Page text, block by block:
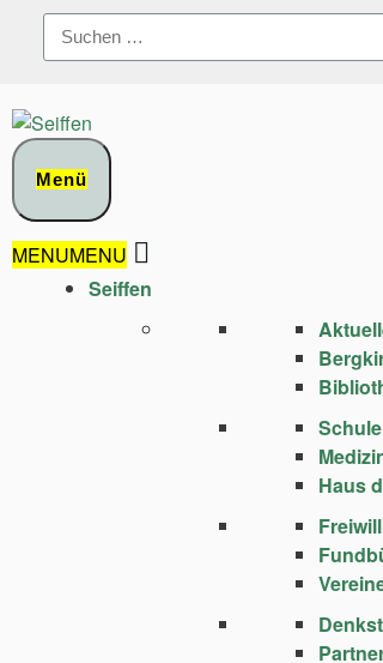
Suchen
nach:
Menü
MENUMENU
Seiffen
Haus